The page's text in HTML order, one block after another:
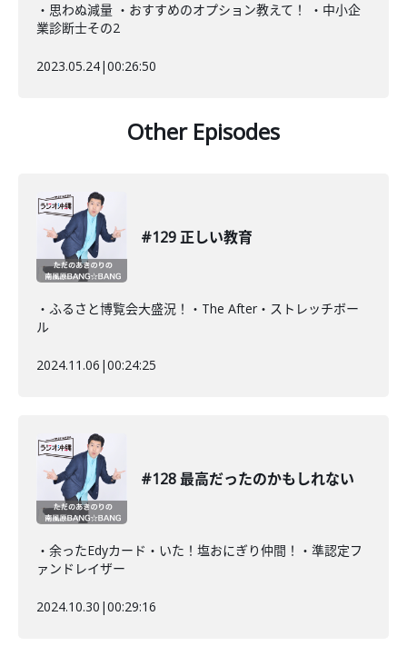
・思わぬ減量 ・おすすめのオプション教えて！ ・中小企
業診断士その2
2023.05.24|00:26:50
Other Episodes
#129 正しい教育
・ふるさと博覧会大盛況！・The After・ストレッチボー
ル
2024.11.06 |00:24:25
#128 最高だったのかもしれない
・余ったEdyカード・いた！塩おにぎり仲間！・準認定フ
ァンドレイザー
2024.10.30 |00:29:16